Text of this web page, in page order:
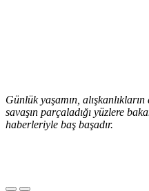
Günlük yaşamın,
savaşın parçaladığı yüzlere
haberleriyle baş başadır.